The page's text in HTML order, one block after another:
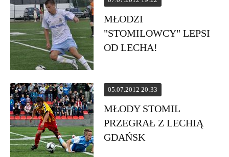
MŁODZI
"STOMILOWCY" LEPSI
OD LECHA!
05.07.2012 20:33
MŁODY STOMIL
PRZEGRAŁ Z LECHIĄ
GDAŃSK